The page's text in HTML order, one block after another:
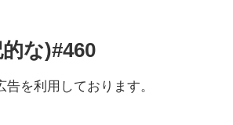
な)#460
を利用しております。